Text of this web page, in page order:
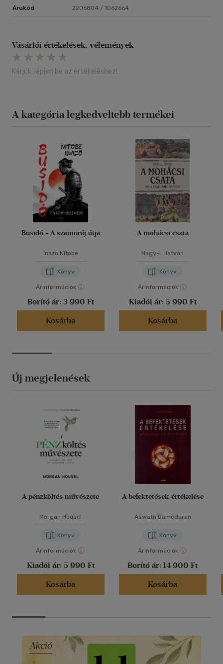
Árukód 2206804 / 1062664
Vásárlói értékelések, vélemények
Kérjük, lépjen be az értékeléshez!
A kategória legkedveltebb termékei
Busidó - A szamuráj útja
Inazo Nitobe
Könyv
Árinformációk
Borító ár: 3 990 Ft
Kosárba
A mohácsi csata
Nagy-L. István
Könyv
Árinformációk
Kiadói ár: 5 990 Ft
Kosárba
Új megjelenések
A pénzköltés művészete
Morgan Housel
Könyv
Árinformációk
Kiadói ár: 5 990 Ft
Kosárba
A befektetések értékelése
Aswath Damodaran
Könyv
Árinformációk
Borító ár: 14 900 Ft
Kosárba